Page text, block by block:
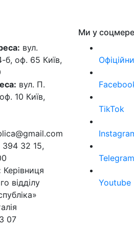
вул.
б, оф. 65 Київ,
вул. П.
10 Київ,
32 15,
Керівниця
відділу
07
Ми у
TikTok
Telegram
Youtube